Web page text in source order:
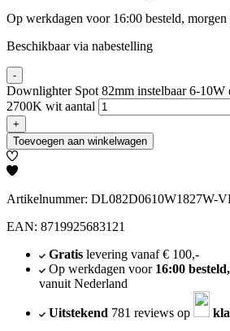
Op werkdagen voor 16:00 besteld,
Beschikbaar via nabestelling
-
Downlighter Spot 82mm instelbaar 6-10W
2700K wit aantal
+
Toevoegen aan winkelwagen
Artikelnummer: DL082D0610W1827W-
EAN: 8719925683121
Gratislevering vanaf € 100,-
Op werkdagen voor 16:00
vanuit Nederland
Uitstekend 781 reviews op